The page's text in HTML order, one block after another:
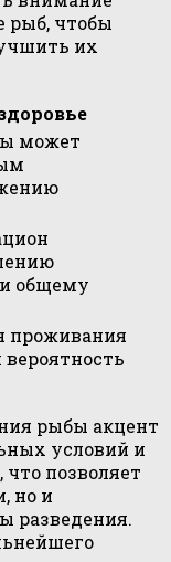
рыб, чтобы
их
может
общему
проживания
рыбы акцент
условий и
позволяет
но и
разведения.